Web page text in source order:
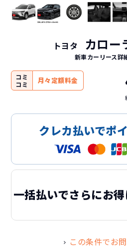
トヨタ カロー
新車カーリース詳
コミ
コミ
月々定額料金
クレカ払いでポ
一括払いでさらにお
この条件でお